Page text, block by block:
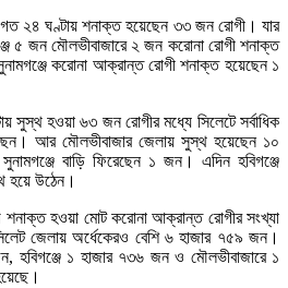
গত ২৪ ঘণ্টায় শনাক্ত হয়েছেন ৩৩ জন রোগী। যার
৫ জন মৌলভীবাজারে ২ জন করোনা রোগী শনাক্ত
করোনা আক্রান্ত রোগী শনাক্ত হয়েছেন ১
সুস্থ হওয়া ৬৩ জন রোগীর মধ্যে সিলেটে সর্বাধিক
আর মৌলভীবাজার জেলায় সুস্থ হয়েছেন ১০
বাড়ি ফিরেছেন ১ জন। এদিন হবিগঞ্জে
হয়ে উঠেন।
শনাক্ত হওয়া মোট করোনা আক্রান্ত রোগীর সংখ্যা
জেলায় অর্ধেকেরও বেশি ৬ হাজার ৭৫৯ জন।
হবিগঞ্জে ১ হাজার ৭৩৬ জন ও মৌলভীবাজারে ১